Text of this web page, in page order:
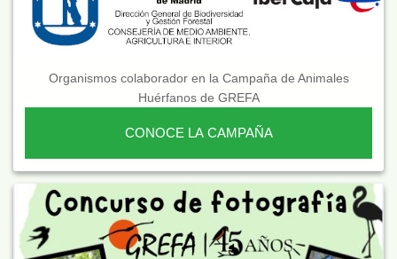
Organismos colaborador en la Campaña de Animales
Huérfanos de GREFA
CONOCE LA CAMPAÑA